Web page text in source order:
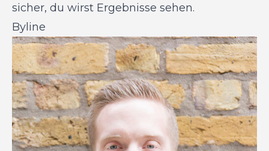
sicher, du wirst Ergebnisse sehen.
Byline